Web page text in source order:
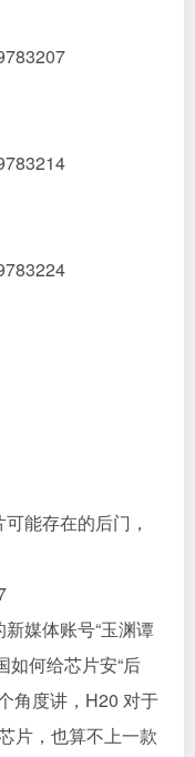
能存在的后门，
媒体账号“玉渊谭
如何给芯片安“后
角度讲，H20 对于
片，也算不上一款